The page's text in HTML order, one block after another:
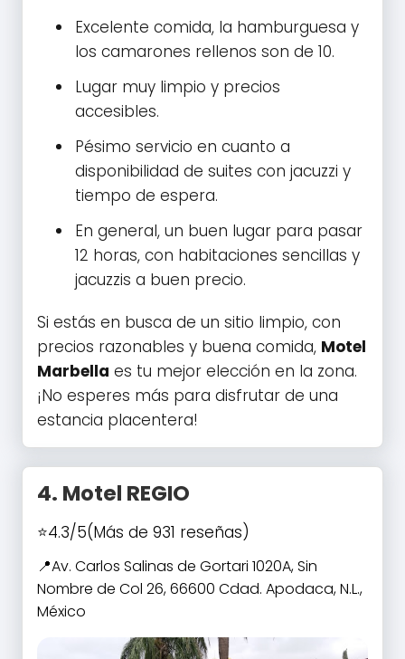
Excelente comida, la hamburguesa y
los camarones rellenos son de 10.
Lugar muy limpio y precios
accesibles.
Pésimo servicio en cuanto a
disponibilidad de suites con jacuzzi y
tiempo de espera.
En general, un buen lugar para pasar
12 horas, con habitaciones sencillas y
jacuzzis a buen precio.
Si estás en busca de un sitio limpio, con
precios razonables y buena comida, Motel
Marbella es tu mejor elección en la zona.
¡No esperes más para disfrutar de una
estancia placentera!
4. Motel REGIO
4.3/5(Más de 931 reseñas)
Av. Carlos Salinas de Gortari 1020A, Sin
Nombre de Col 26, 66600 Cdad. Apodaca, N.L.,
México